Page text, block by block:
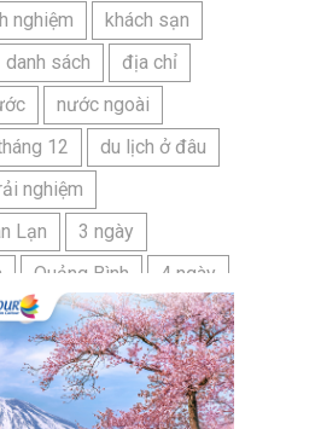
nghiệm
khách sạn
danh sách
địa chỉ
nước ngoài
12
du lịch ở đâu
nghiệm
Lạn
3 ngày
Quảng Bình
4 ngày
Tiến
Ninh Bình
cần chuẩn bị gì
sầm sơn